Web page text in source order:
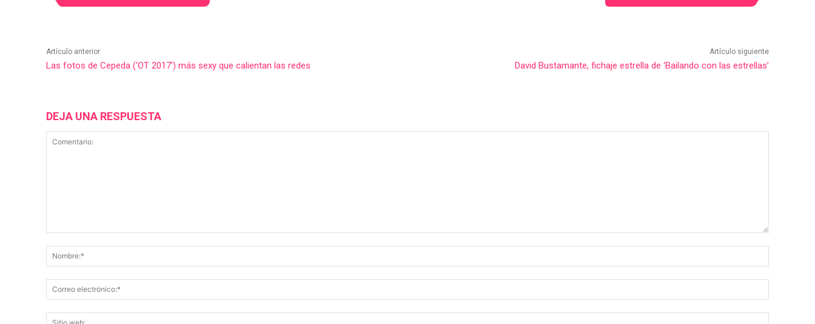
Artículo anterior
Las fotos de Cepeda (‘OT 2017’) más sexy que calientan las redes
Artículo siguiente
David Bustamante, fichaje estrella de ‘Bailando con las estrellas’
DEJA UNA RESPUESTA